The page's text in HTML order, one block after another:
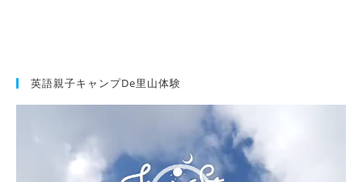
英語親子キャンプde里山体験